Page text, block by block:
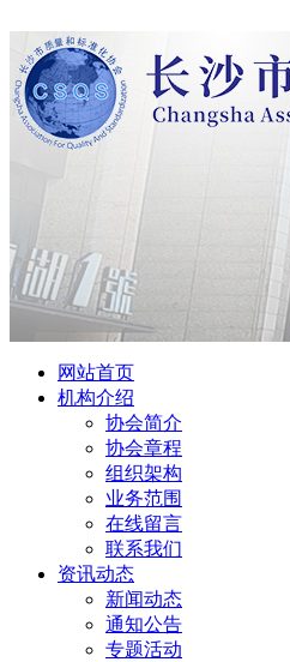
网站首页
机构介绍
协会简介
协会章程
组织架构
业务范围
在线留言
联系我们
资讯动态
新闻动态
通知公告
专题活动